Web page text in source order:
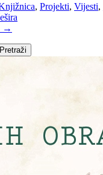
, Projekti, Vijesti,
→